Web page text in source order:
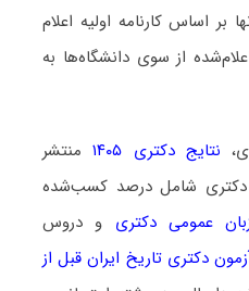
اساس کارنامه اولیه اعلام
از سوی دانشگاه‌ها به
نتایج دکتری ۱۴۰۵
منتشر
دکتری شامل درصد کسب‌شده
عمومی دکتری و دروس
دکتری تاریخ ایران قبل از